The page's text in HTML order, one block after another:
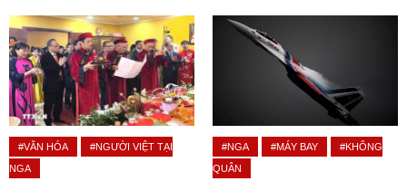
#VĂN HÓA
#NGƯỜI VIỆT TẠI
NGA
#NGA #MÁY BAY
#KHÔNG
QUÂN